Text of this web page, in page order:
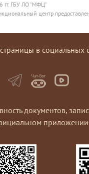
гг. ГБУ ЛО "МФЦ"
центр
в социальных
документов,